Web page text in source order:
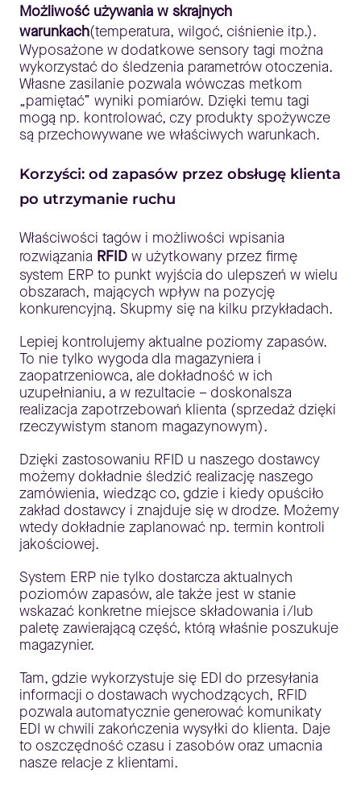
Możliwość używania w skrajnych
warunkach(temperatura, wilgoć, ciśnienie itp.).
Wyposażone w dodatkowe sensory tagi można
wykorzystać do śledzenia parametrów otoczenia.
Własne zasilanie pozwala wówczas metkom
„pamiętać” wyniki pomiarów. Dzięki temu tagi
mogą np. kontrolować, czy produkty spożywcze
są przechowywane we właściwych warunkach.
Korzyści: od zapasów przez obsługę klienta
po utrzymanie ruchu
Właściwości tagów i możliwości wpisania
rozwiązania RFID w użytkowany przez firmę
system ERP to punkt wyjścia do ulepszeń w wielu
obszarach, mających wpływ na pozycję
konkurencyjną. Skupmy się na kilku przykładach.
Lepiej kontrolujemy aktualne poziomy zapasów.
To nie tylko wygoda dla magazyniera i
zaopatrzeniowca, ale dokładność w ich
uzupełnianiu, a w rezultacie – doskonalsza
realizacja zapotrzebowań klienta (sprzedaż dzięki
rzeczywistym stanom magazynowym).
Dzięki zastosowaniu RFID u naszego dostawcy
możemy dokładnie śledzić realizację naszego
zamówienia, wiedząc co, gdzie i kiedy opuściło
zakład dostawcy i znajduje się w drodze. Możemy
wtedy dokładnie zaplanować np. termin kontroli
jakościowej.
System ERP nie tylko dostarcza aktualnych
poziomów zapasów, ale także jest w stanie
wskazać konkretne miejsce składowania i/lub
paletę zawierającą część, którą właśnie poszukuje
magazynier.
Tam, gdzie wykorzystuje się EDI do przesyłania
informacji o dostawach wychodzących, RFID
pozwala automatycznie generować komunikaty
EDI w chwili zakończenia wysyłki do klienta. Daje
to oszczędność czasu i zasobów oraz umacnia
nasze relacje z klientami.